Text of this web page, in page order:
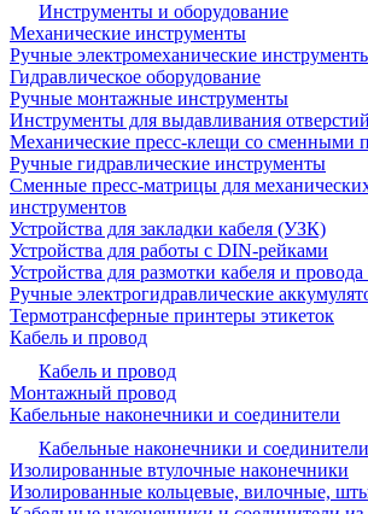
Инструменты и оборудование
Механические инструменты
Ручные электромеханические
Гидравлическое оборудование
Ручные монтажные инструменты
Инструменты для выдавливания отверстий
Механические пресс-клещи со сменными
Ручные гидравлические инструменты
Сменные пресс-матрицы для
инструментов
Устройства для закладки кабеля (УЗК)
Устройства для работы с DIN-рейками
Устройства для размотки кабеля и
Ручные электрогидравлические
Термотрансферные принтеры этикеток
Кабель и провод
Кабель и провод
Монтажный провод
Кабельные наконечники и соединители
Кабельные наконечники и соединители
Изолированные втулочные наконечники
Изолированные кольцевые, вилочные,